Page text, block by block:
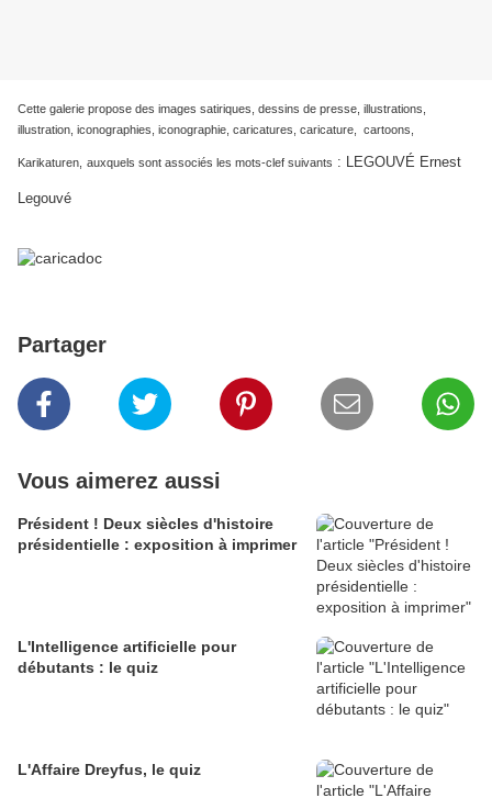
Cette galerie propose des images satiriques, dessins de presse, illustrations,
illustration, iconographies, iconographie, caricatures, caricature, cartoons,
Karikaturen, auxquels sont associés les mots-clef suivants : LEGOUVÉ Ernest
Legouvé
Partager
Vous aimerez aussi
Président ! Deux siècles d'histoire
présidentielle : exposition à imprimer
L'Intelligence artificielle pour
débutants : le quiz
L'Affaire Dreyfus, le quiz